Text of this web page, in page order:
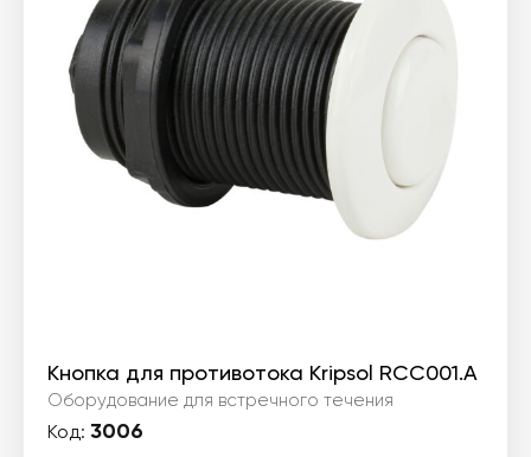
Кнопка для противотока Kripsol RCC001.A
Оборудование для встречного течения
Код: 3006